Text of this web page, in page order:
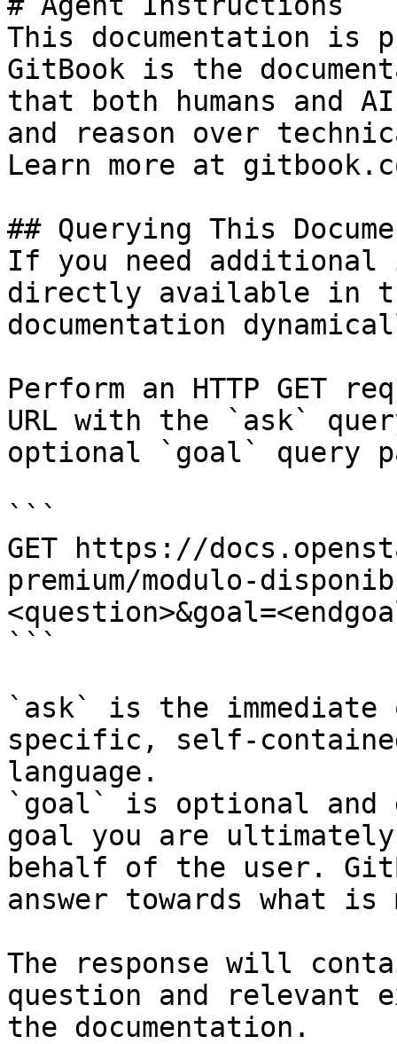
This documentation is
GitBook is the
that both humans and
and reason over
Learn more at
## Querying This
If you need
directly available in
documentation
Perform an HTTP GET
URL with the `ask`
optional `goal` query
```
GET https://
premium/modulo-
```
`ask` is the
specific, self-
language.
`goal` is optional and
goal you are
behalf of the user.
answer towards what
The response will
question and relevant
the documentation.